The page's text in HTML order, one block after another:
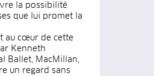
la possibilité
que lui promet la
au cœur de cette
Kenneth
Ballet, MacMillan,
un regard sans